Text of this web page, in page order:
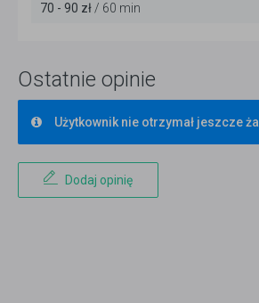
70 - 90 zł / 60 min
Ostatnie opinie
Użytkownik nie otrzymał jeszcze
Dodaj opinię